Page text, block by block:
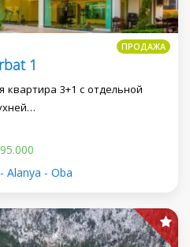
ПРОДАЖА
1
квартира 3+1 с отдельной
Alanya - Oba